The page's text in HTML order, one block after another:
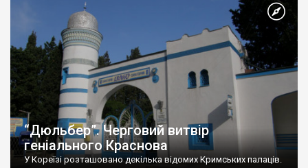
“Дюльбер”. Черговий витвір
геніального Краснова
У Кореїзі розташовано декілька відомих Кримських палаців.